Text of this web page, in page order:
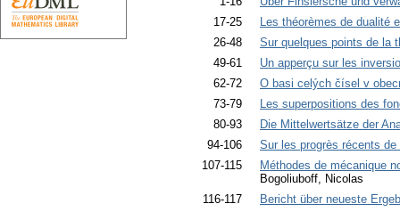
17-25
Les théorèmes de dualité
26-48
Sur quelques points de la
49-61
Un apperçu sur les
62-72
O basi celých čísel v
73-79
Les superpositions des
80-93
Die Mittelwertsätze der
94-106
Sur les progrès récents
107-115
Méthodes de mécanique
Bogoliuboff, Nicolas
116-117
Bericht über neueste